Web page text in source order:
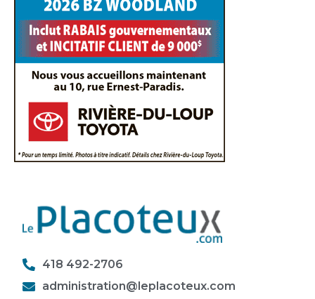
418 492-2706
administration@leplacoteux.com